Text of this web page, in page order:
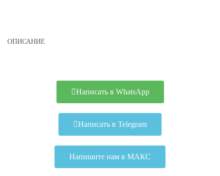
ОПИСАНИЕ
Написать в WhatsApp
Написать в Telegram
Напишите нам в МАКС